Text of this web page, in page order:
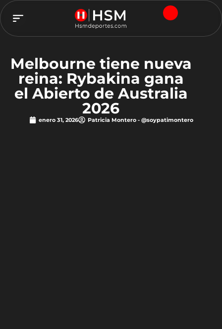
Melbourne tiene nueva
reina: Rybakina gana
el Abierto de Australia
2026
enero 31, 2026 Patricia Montero - @soypatimontero